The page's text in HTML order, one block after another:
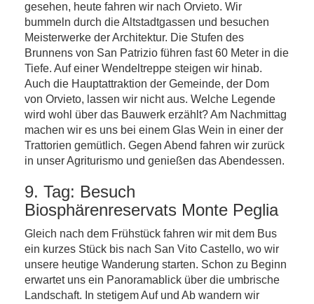
gesehen, heute fahren wir nach Orvieto. Wir
bummeln durch die Altstadtgassen und besuchen
Meisterwerke der Architektur. Die Stufen des
Brunnens von San Patrizio führen fast 60 Meter in die
Tiefe. Auf einer Wendeltreppe steigen wir hinab.
Auch die Hauptattraktion der Gemeinde, der Dom
von Orvieto, lassen wir nicht aus. Welche Legende
wird wohl über das Bauwerk erzählt? Am Nachmittag
machen wir es uns bei einem Glas Wein in einer der
Trattorien gemütlich. Gegen Abend fahren wir zurück
in unser Agriturismo und genießen das Abendessen.
9. Tag: Besuch
Biosphärenreservats Monte Peglia
Gleich nach dem Frühstück fahren wir mit dem Bus
ein kurzes Stück bis nach San Vito Castello, wo wir
unsere heutige Wanderung starten. Schon zu Beginn
erwartet uns ein Panoramablick über die umbrische
Landschaft. In stetigem Auf und Ab wandern wir